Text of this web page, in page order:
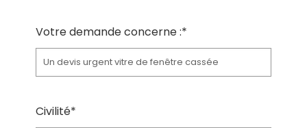
Votre demande concerne :*
Civilité*